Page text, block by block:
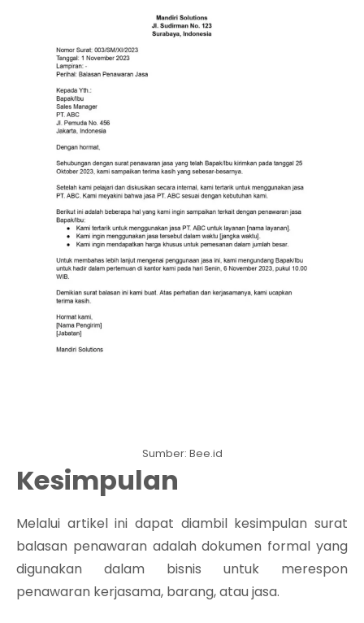
Sumber: Bee.id
Kesimpulan
Melalui artikel ini dapat diambil kesimpulan surat
balasan penawaran adalah dokumen formal yang
digunakan dalam bisnis untuk merespon
penawaran kerjasama, barang, atau jasa.